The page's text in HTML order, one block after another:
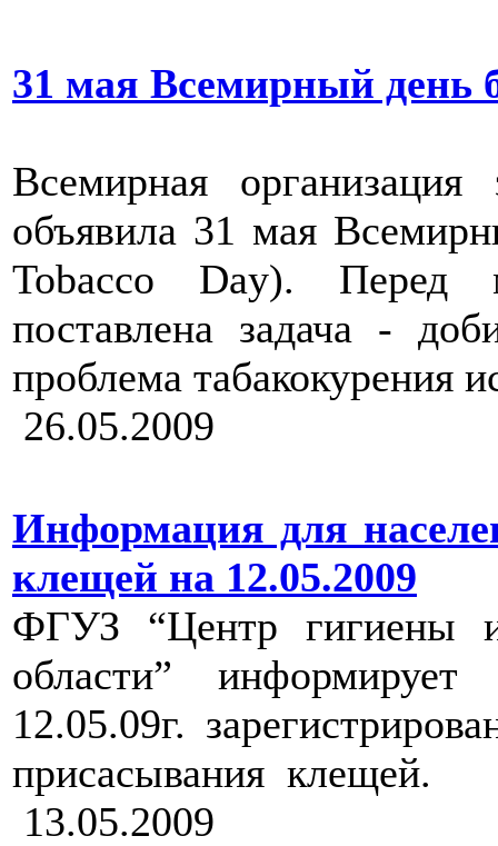
31 мая Всемирный день
Всемирная
объявила 31 мая
Tobacco Day). Перед
поставлена задача -
проблема табакокурения
26.05.2009
Информация для
клещей на 12.05.2009
ФГУЗ “Центр гигиены
области”
12.05.09г.
присасывания клещей.
13.05.2009